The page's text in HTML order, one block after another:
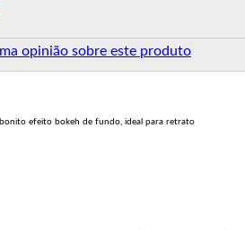
opinião sobre este produto
efeito bokeh de fundo, ideal para retrato